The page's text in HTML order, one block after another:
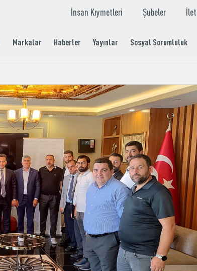
İnsan Kıymetleri Şubeler
Markalar Haberler Yayınlar Sosyal Sorumluluk